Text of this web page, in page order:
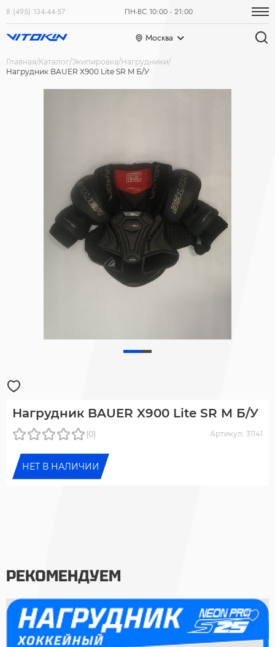
8 (495) 134-44-57 ПН-ВС 10:00 - 21:00
Москва
Главная Каталог Экипировка Нагрудники
Нагрудник BAUER X900 Lite SR M Б/У
Нагрудник BAUER X900 Lite SR M Б/У
(0) Артикул: 31141
НЕТ В НАЛИЧИИ
РЕКОМЕНДУЕМ